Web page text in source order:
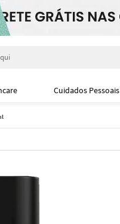
Cuidados Pessoais